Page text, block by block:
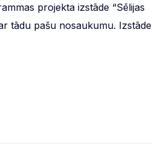
projekta izstāde “Sēlijas
tādu pašu nosaukumu. Izstāde